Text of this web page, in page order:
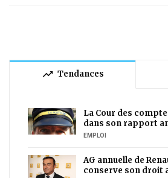
trending_up Tendances
La Cour des
dans son rapport
EMPLOI
AG annuelle de
conserve son droit